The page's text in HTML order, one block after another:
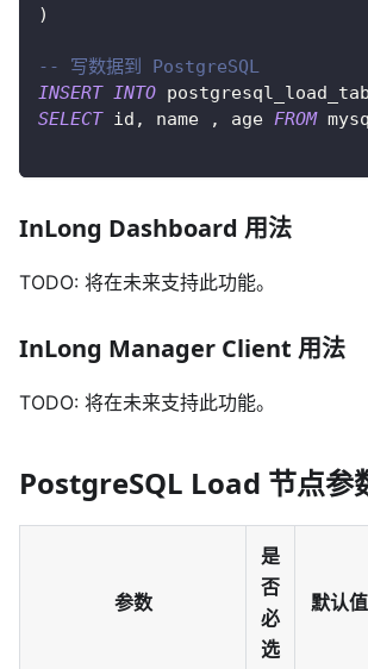
)
-- 写数据到 PostgreSQL
INSERT INTO
SELECT id , name , age FROM
InLong Dashboard 用法
TODO: 将在未来支持此功能。
InLong Manager Client 用法
TODO: 将在未来支持此功能。
PostgreSQL Load 节点参
参数
是
否
必
选
默认值